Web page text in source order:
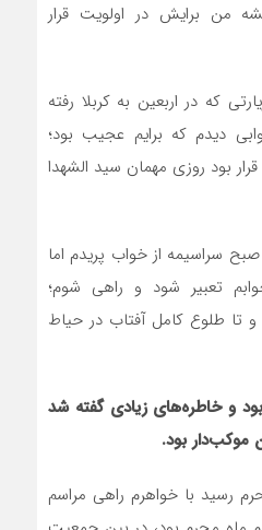
من برایش در اولویت قرار
که در اربعین به کربلا رفته
دیدم که برایم عجیب بود؛
بود روزی مهمان سید الشهدا
سراسیمه از خواب پریدم اما
تعبیر شود و راهی شوم؛
و تا طلوع کامل آفتاب در حیاط
و خاطره‌های زیادی گفته شد
موکب‌دار بود.
رسید با خواهرم راهی مراسم